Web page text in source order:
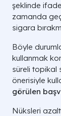
şeklinde
zamanda
sigara
Böyle
kullanmak
süreli topikal
önerisiyle
görülen
Nüksleri